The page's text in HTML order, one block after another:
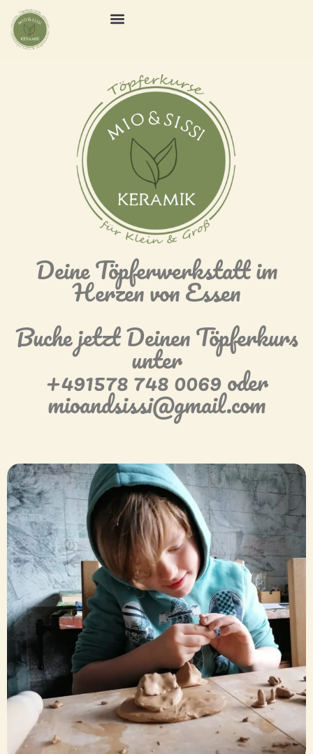
Deine Töpferwerkstatt im
Herzen von Essen
Buche jetzt Deinen Töpferkurs
unter
+491578 748 0069 oder
mioandsissi@gmail.com